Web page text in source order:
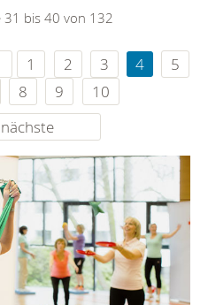
31 bis 40 von 132
1 2 3 4
5
8 9
10
nächste